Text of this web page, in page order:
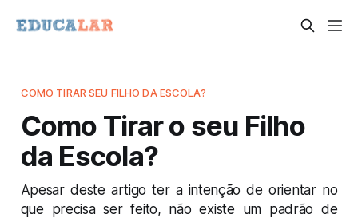
COMO TIRAR SEU FILHO DA ESCOLA?
Como Tirar o seu Filho
da Escola?
Apesar deste artigo ter a intenção de orientar no
que precisa ser feito, não existe um padrão de